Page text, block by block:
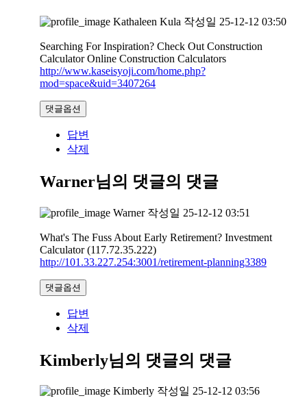
Kathaleen Kula 작성일 25-12-12 03:50
Searching For Inspiration? Check Out Construction
Calculator Online Construction Calculators
http://www.kaseisyoji.com/home.php?
mod=space&uid=3407264
댓글옵션
답변
삭제
Warner님의 댓글의 댓글
Warner 작성일 25-12-12 03:51
What's The Fuss About Early Retirement? Investment
Calculator (117.72.35.222)
http://101.33.227.254:3001/retirement-planning3389
댓글옵션
답변
삭제
Kimberly님의 댓글의 댓글
Kimberly 작성일 25-12-12 03:56